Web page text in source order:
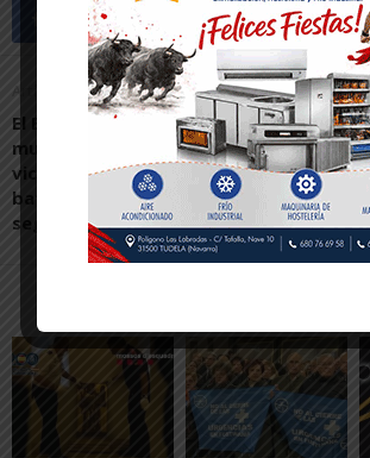
Artículo anterior
El Baloncesto Arenas
muestra sus dos caras:
victorias contundentes y
batallas hasta el último
segundo
Navarra: